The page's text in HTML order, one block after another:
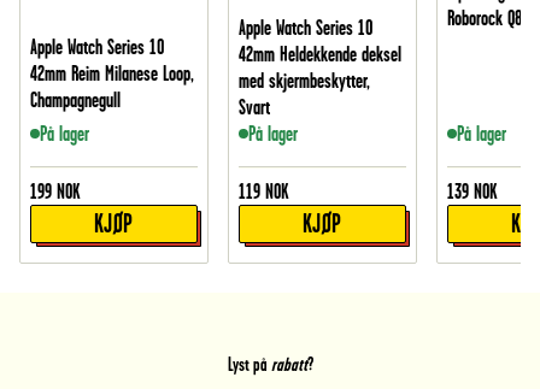
Apple Watch Series 10
42mm Reim Milanese Loop,
Champagnegull
På lager
199 NOK
KJØP
Apple Watch Series 10
42mm Heldekkende deksel
med skjermbeskytter,
Svart
På lager
119 NOK
KJØP
Roborock Q8
På lager
139 NOK
Lyst på rabatt?